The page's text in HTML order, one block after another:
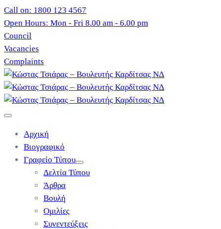
Call on: 1800 123 4567
Open Hours: Mon - Fri 8.00 am - 6.00 pm
Council
Vacancies
Complaints
Αρχική
Βιογραφικό
Γραφείο Τύπου
Δελτία Τύπου
Άρθρα
Βουλή
Ομιλίες
Συνεντεύξεις